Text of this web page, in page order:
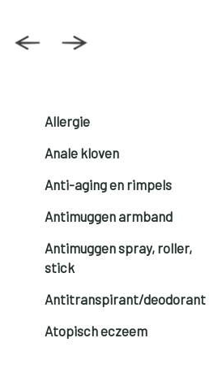
Allergie
Anale kloven
Anti-aging en rimpels
Antimuggen armband
Antimuggen spray, roller,
stick
Antitranspirant/deodorant
Atopisch eczeem